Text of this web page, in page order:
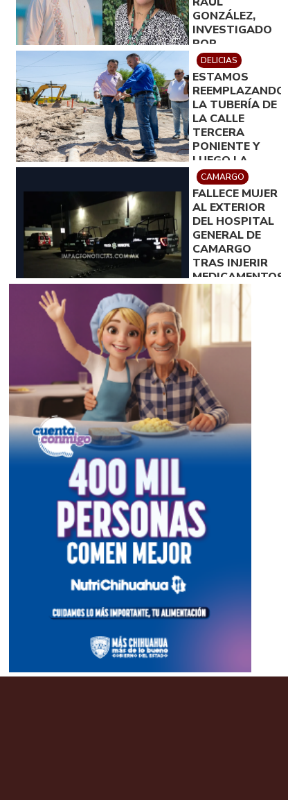
GONZÁLEZ,
INVESTIGADO
POR
ASESINATO DE
LA
PERIODISTA
ROXANA
GUZMÁN
DELICIAS
ESTAMOS
REEMPLAZANDO
LA TUBERÍA DE
LA CALLE
TERCERA
PONIENTE Y
LUEGO LA
JESÚS
VALENCIANO
CAMARGO
FALLECE MUJER
AL EXTERIOR
DEL HOSPITAL
GENERAL DE
CAMARGO
TRAS INJERIR
MEDICAMENTOS;
SU HIJO LA
ENCONTRÓ